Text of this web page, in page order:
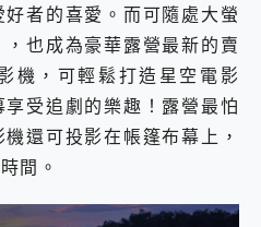
者的喜愛。而可隨處大螢
也成為豪華露營最新的賣
機，可輕鬆打造星空電影
受追劇的樂趣！露營最怕
還可投影在帳篷布幕上，
間。